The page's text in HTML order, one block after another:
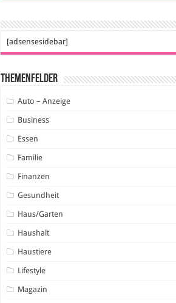
[adsensesidebar]
Themenfelder
Auto – Anzeige
Business
Essen
Familie
Finanzen
Gesundheit
Haus/Garten
Haushalt
Haustiere
Lifestyle
Magazin